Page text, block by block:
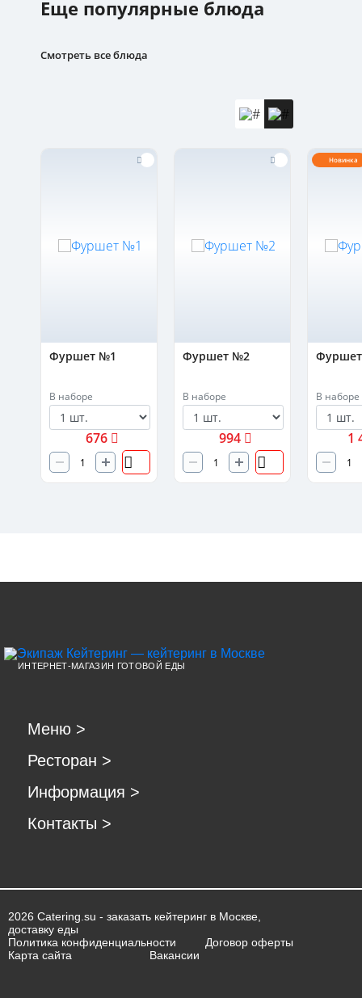
Еще популярные блюда
Смотреть все блюда
Фуршет №1
В наборе
676
Фуршет №2
В наборе
994
Новинка
В наборе
1
ИНТЕРНЕТ-МАГАЗИН ГОТОВОЙ ЕДЫ
Меню >
Ресторан >
Информация >
Контакты >
2026 Catering.su - заказать кейтеринг в Москве,
доставку еды
Политика конфиденциальности
Договор оферты
Карта сайта
Вакансии